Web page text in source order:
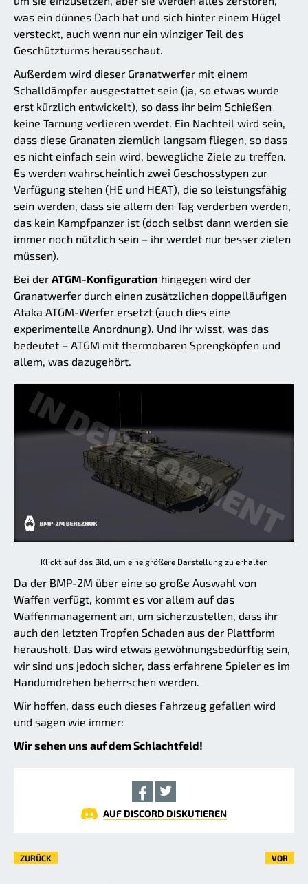
was ein dünnes Dach hat und sich hinter einem Hügel
versteckt, auch wenn nur ein winziger Teil des
Geschützturms herausschaut.
Außerdem wird dieser Granatwerfer mit einem
Schalldämpfer ausgestattet sein (ja, so etwas wurde
erst kürzlich entwickelt), so dass ihr beim Schießen
keine Tarnung verlieren werdet. Ein Nachteil wird sein,
dass diese Granaten ziemlich langsam fliegen, so dass
es nicht einfach sein wird, bewegliche Ziele zu treffen.
Es werden wahrscheinlich zwei Geschosstypen zur
Verfügung stehen (HE und HEAT), die so leistungsfähig
sein werden, dass sie allem den Tag verderben werden,
das kein Kampfpanzer ist (doch selbst dann werden sie
immer noch nützlich sein – ihr werdet nur besser zielen
müssen).
Bei der ATGM-Konfiguration hingegen wird der
Granatwerfer durch einen zusätzlichen doppelläufigen
Ataka ATGM-Werfer ersetzt (auch dies eine
experimentelle Anordnung). Und ihr wisst, was das
bedeutet – ATGM mit thermobaren Sprengköpfen und
allem, was dazugehört.
Klickt auf das Bild, um eine größere Darstellung zu erhalten
Da der BMP-2M über eine so große Auswahl von
Waffen verfügt, kommt es vor allem auf das
Waffenmanagement an, um sicherzustellen, dass ihr
auch den letzten Tropfen Schaden aus der Plattform
herausholt. Das wird etwas gewöhnungsbedürftig sein,
wir sind uns jedoch sicher, dass erfahrene Spieler es im
Handumdrehen beherrschen werden.
Wir hoffen, dass euch dieses Fahrzeug gefallen wird
und sagen wie immer:
Wir sehen uns auf dem Schlachtfeld!
AUF DISCORD DISKUTIEREN
ZURÜCK VOR